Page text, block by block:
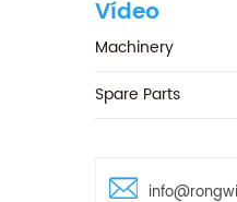
Vídeo
Machinery
Spare Parts